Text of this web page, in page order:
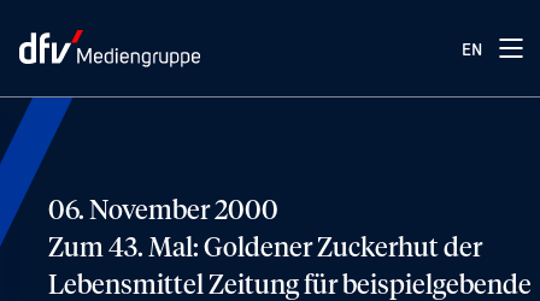
EN
06. November 2000
Zum 43. Mal: Goldener Zuckerhut der
Lebensmittel Zeitung für beispielgebende